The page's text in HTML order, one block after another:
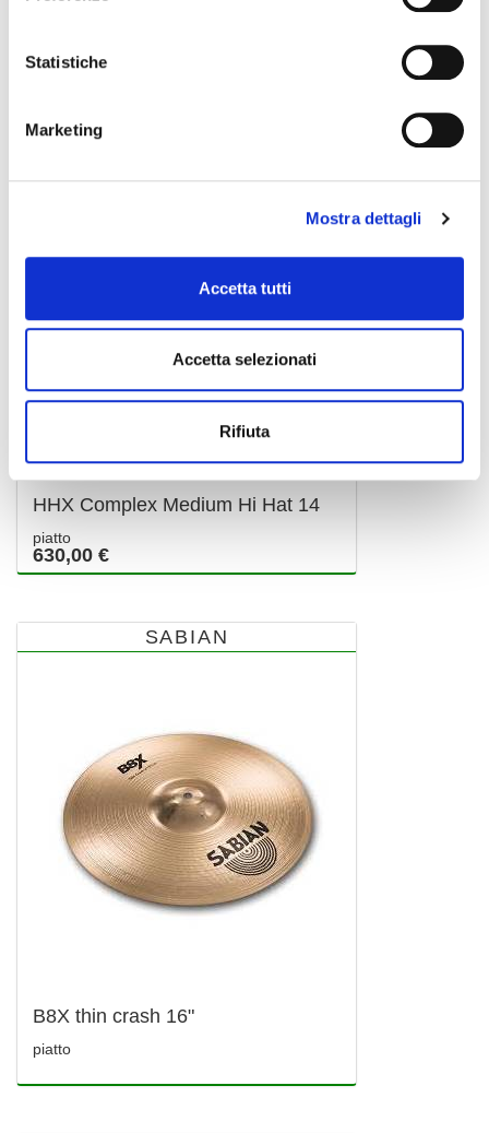
Statistiche
Marketing
Mostra dettagli
Accetta tutti
Accetta selezionati
Rifiuta
HHX Complex Medium Hi Hat 14
piatto
630,00 €
SABIAN
B8X thin crash 16"
piatto